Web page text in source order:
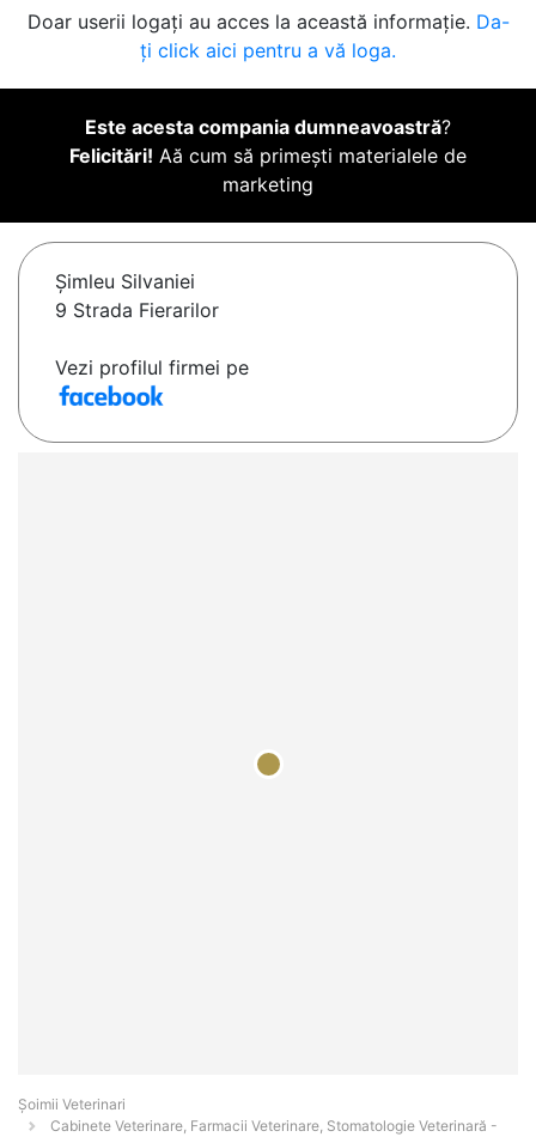
Doar userii logați au acces la această informație. Da-
ți click aici pentru a vă loga.
Este acesta compania dumneavoastră?
Felicitări! Aă cum să primești materialele de
marketing
Şimleu Silvaniei
9 Strada Fierarilor
Vezi profilul firmei pe
Șoimii Veterinari
Cabinete Veterinare, Farmacii Veterinare, Stomatologie Veterinară -